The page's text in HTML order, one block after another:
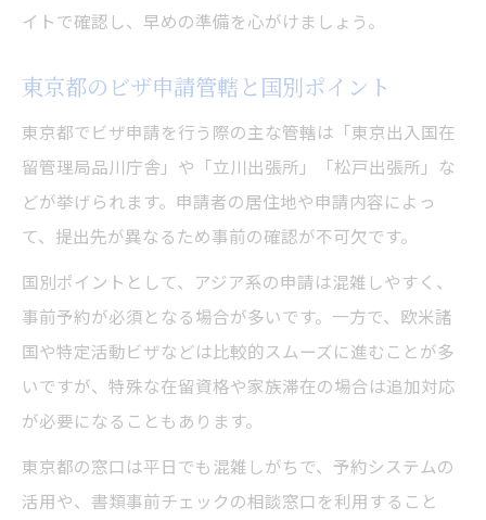
イトで確認し、早めの準備を心がけましょう。
東京都のビザ申請管轄と国別ポイント
東京都でビザ申請を行う際の主な管轄は「東京出入国在
留管理局品川庁舎」や「立川出張所」「松戸出張所」な
どが挙げられます。申請者の居住地や申請内容によっ
て、提出先が異なるため事前の確認が不可欠です。
国別ポイントとして、アジア系の申請は混雑しやすく、
事前予約が必須となる場合が多いです。一方で、欧米諸
国や特定活動ビザなどは比較的スムーズに進むことが多
いですが、特殊な在留資格や家族滞在の場合は追加対応
が必要になることもあります。
東京都の窓口は平日でも混雑しがちで、予約システムの
活用や、書類事前チェックの相談窓口を利用すること